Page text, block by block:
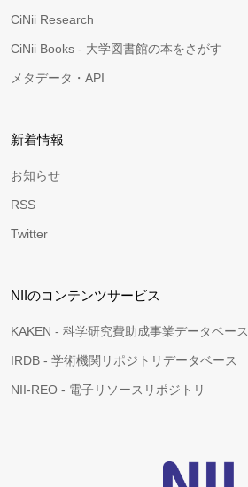
CiNii Research
CiNii Books - 大学図書館の本をさがす
メタデータ・API
新着情報
お知らせ
RSS
Twitter
NIIのコンテンツサービス
KAKEN - 科学研究費助成事業データベース
IRDB - 学術機関リポジトリデータベース
NII-REO - 電子リソースリポジトリ